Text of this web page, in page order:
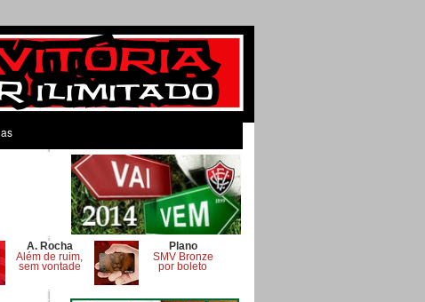
A. Rocha
Além de ruim,
sem vontade
Plano
SMV Bronze
por boleto